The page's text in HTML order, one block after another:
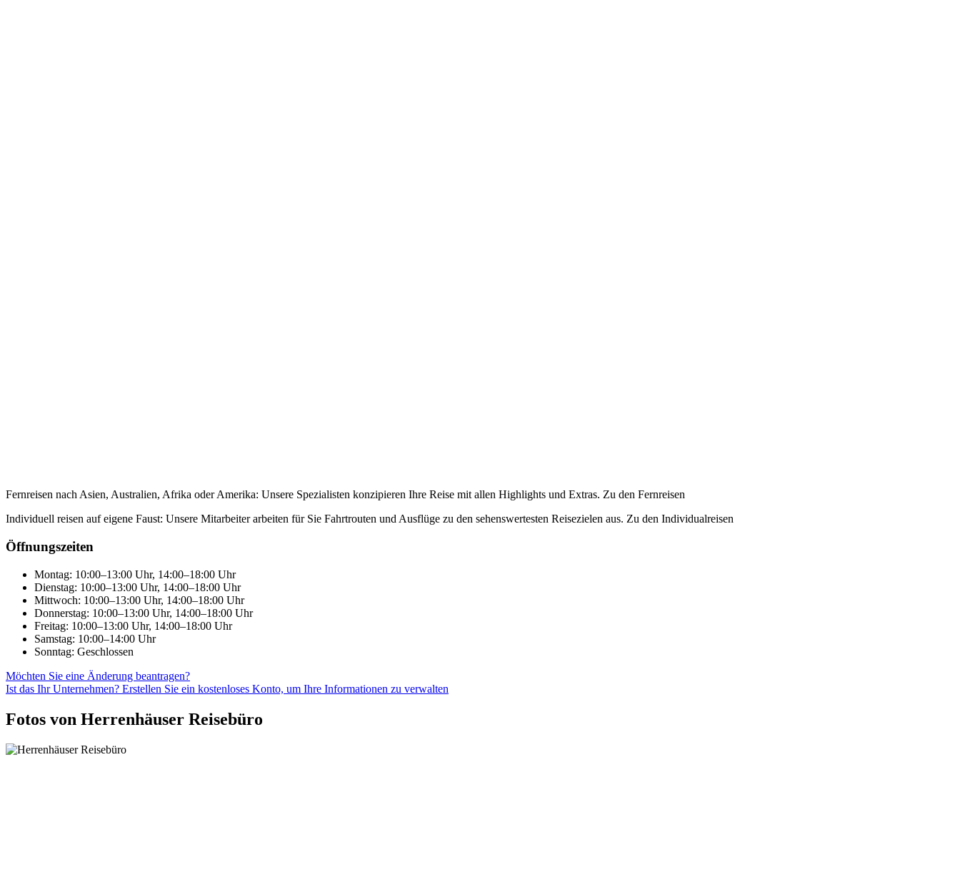
Fernreisen nach Asien, Australien, Afrika oder Amerika: Unsere Spezialisten konzipieren Ihre Reise mit allen Highlights und Extras. Zu den Fernreisen
Individuell reisen auf eigene Faust: Unsere Mitarbeiter arbeiten für Sie Fahrtrouten und Ausflüge zu den sehenswertesten Reisezielen aus. Zu den Individualreisen
Öffnungszeiten
Montag: 10:00–13:00 Uhr, 14:00–18:00 Uhr
Dienstag: 10:00–13:00 Uhr, 14:00–18:00 Uhr
Mittwoch: 10:00–13:00 Uhr, 14:00–18:00 Uhr
Donnerstag: 10:00–13:00 Uhr, 14:00–18:00 Uhr
Freitag: 10:00–13:00 Uhr, 14:00–18:00 Uhr
Samstag: 10:00–14:00 Uhr
Sonntag: Geschlossen
Möchten Sie eine Änderung beantragen?
Ist das Ihr Unternehmen? Erstellen Sie ein kostenloses Konto, um Ihre Informationen zu verwalten
Fotos von Herrenhäuser Reisebüro